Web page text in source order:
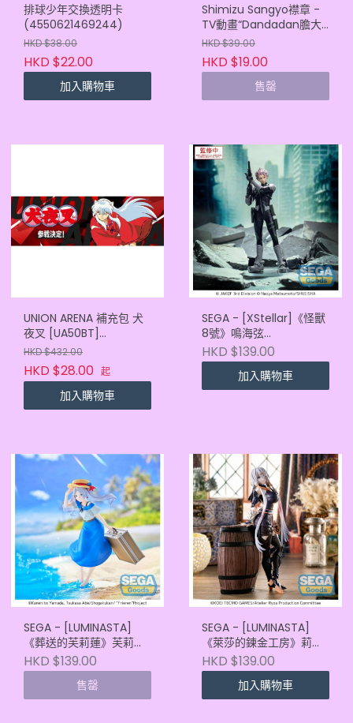
排球少年交換透明卡
(4550621469244)
HKD $38.00
HKD $22.00
加入購物車
Shimizu Sangyo襟章 -
TV動畫“Dandadan膽大
黨” 高速婆婆招財貓
(4571601223427)
HKD $39.00
HKD $19.00
售罄
UNION ARENA 補充包 犬
夜叉 [UA50BT]
(4582769937026)
HKD $432.00
HKD $28.00 起
加入購物車
SEGA - [XStellar]《怪獸
8號》鳴海弦
(4582733457215)
HKD $139.00
加入購物車
SEGA - [LUMINASTA]
《葬送的芙莉蓮》芙莉蓮
-SUMMER DRESS-
(4582733462356)
HKD $139.00
售罄
SEGA - [LUMINASTA]
《萊莎的鍊金工房》莉拉·
德西亞斯 [再販]
(4582733468587)
HKD $139.00
加入購物車